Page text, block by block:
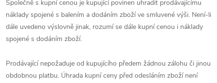
Společně s kupní cenou je kupující povinen uhradit prodávajícímu
náklady spojené s balením a dodáním zboží ve smluvené výši. Není-li
dále uvedeno výslovně jinak, rozumí se dále kupní cenou i náklady
spojené s dodáním zboží.
Prodávající nepožaduje od kupujícího předem žádnou zálohu či jinou
obdobnou platbu. Úhrada kupní ceny před odesláním zboží není